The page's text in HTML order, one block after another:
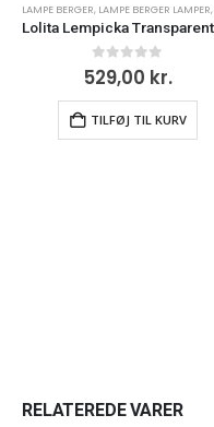
,MAISON BERGER LAMPER
LAMPE BERGER, LAMPE BERGER LAMPER,
0ud af 5
529,00 kr.
TILFØJ TIL KURV
RELATEREDE VARER